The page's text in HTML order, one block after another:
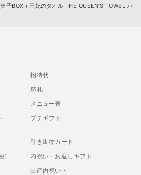
子BOX＋王妃のタオル THE QUEEN’S TOWEL ハ
招待状
席札
メニュー表
プチギフト
引き出物カード
）
内祝い・お返しギフト
出産内祝い・